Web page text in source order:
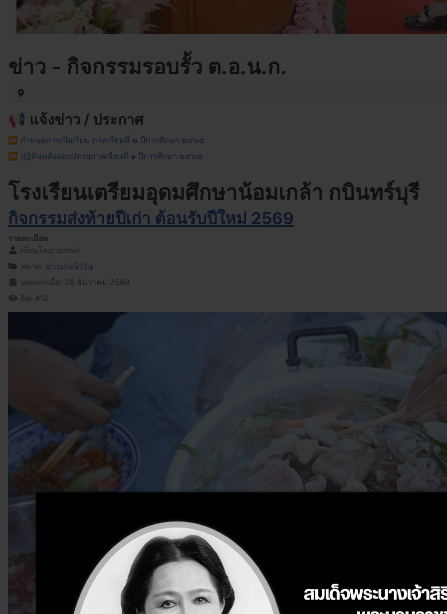
ข่าว - กิจกรรมรอบรั้ว ต.อ.น.ก.
📢 แจ้งข่าว / ประกาศ
⏭︎ กำหนดการเปิดเรียน ภาคเรียนที่ ๒ ปีการศึกษา ๒๕๖๘
⏭︎ ปฏิทินหลังสอบปลายภาคเรียนที่ ๑ ปีการศึกษา ๒๕๖๘
โรงเรียนเตรียมอุดมศึกษาน้อมเกล้า กบินทร์บุรี
กิจกรรมส่งท้ายปีเก่า ต้อนรับปีใหม่ 2569
รายละเอียด
เขียนโดย: admin
หมวด: ข่าวประจำวัน
เผยแพร่เมื่อ: 26 ธันวาคม 2568
ฮิต: 412